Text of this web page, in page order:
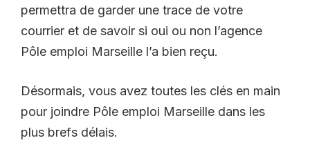
permettra de garder une trace de votre
courrier et de savoir si oui ou non l’agence
Pôle emploi Marseille l’a bien reçu.
Désormais, vous avez toutes les clés en main
pour joindre Pôle emploi Marseille dans les
plus brefs délais.